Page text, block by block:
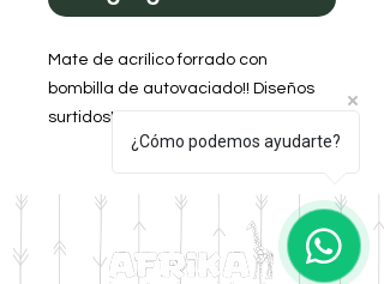
Mate de acrílico forrado con
bombilla de autovaciado!! Diseños
surtidos!
¿Cómo podemos ayudarte?